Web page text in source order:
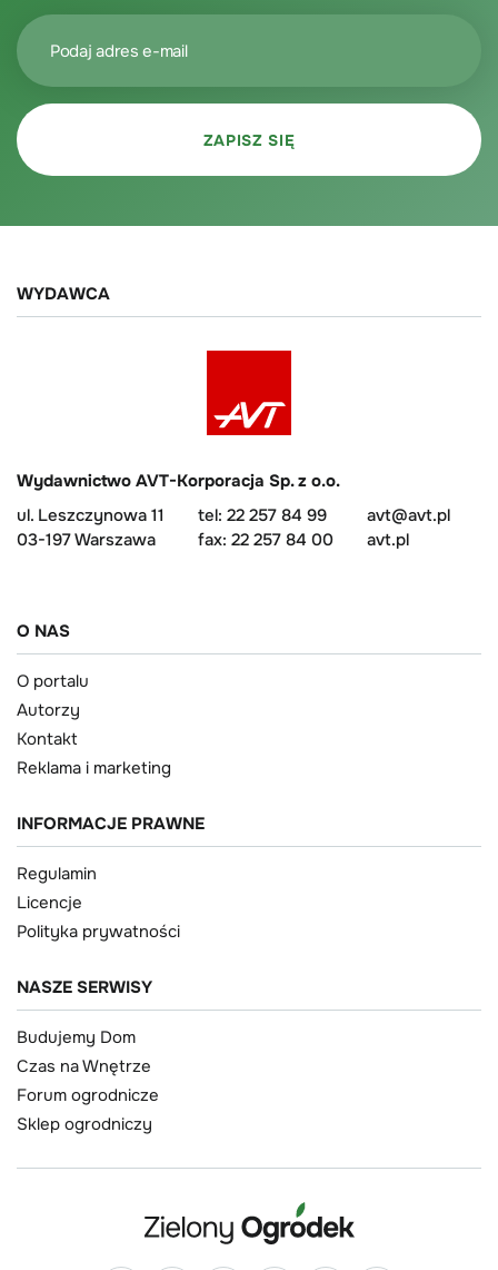
WYDAWCA
Wydawnictwo AVT-Korporacja Sp. z o.o.
ul. Leszczynowa 11
03-197 Warszawa
tel: 22 257 84 99
fax: 22 257 84 00
avt@avt.pl
avt.pl
O NAS
O portalu
Autorzy
Kontakt
Reklama i marketing
INFORMACJE PRAWNE
Regulamin
Licencje
Polityka prywatności
NASZE SERWISY
Budujemy Dom
Czas na Wnętrze
Forum ogrodnicze
Sklep ogrodniczy